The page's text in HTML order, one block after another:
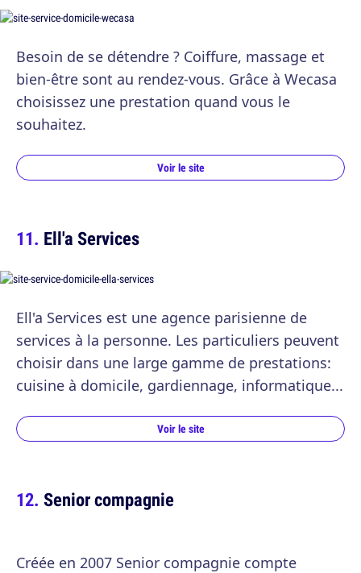
Besoin de se détendre ? Coiffure, massage et
bien-être sont au rendez-vous. Grâce à Wecasa
choisissez une prestation quand vous le
souhaitez.
Voir le site
Ell'a Services
Ell'a Services est une agence parisienne de
services à la personne. Les particuliers peuvent
choisir dans une large gamme de prestations:
cuisine à domicile, gardiennage, informatique...
Voir le site
Senior compagnie
Créée en 2007 Senior compagnie compte